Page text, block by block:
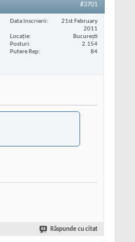
#3701
Data înscrierii
21st February
2011
Locaţie
București
Posturi
2.154
Putere Rep
84
Răspunde cu citat